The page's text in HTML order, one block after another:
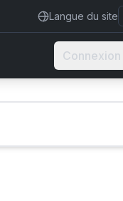
Langue du site
Connexion